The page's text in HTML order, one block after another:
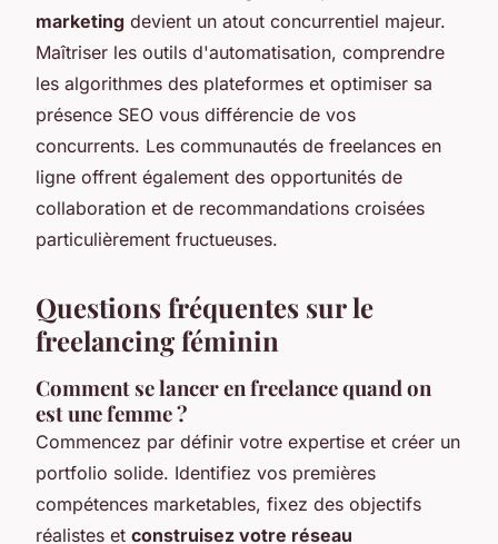
marketing devient un atout concurrentiel majeur.
Maîtriser les outils d'automatisation, comprendre
les algorithmes des plateformes et optimiser sa
présence SEO vous différencie de vos
concurrents. Les communautés de freelances en
ligne offrent également des opportunités de
collaboration et de recommandations croisées
particulièrement fructueuses.
Questions fréquentes sur le
freelancing féminin
Comment se lancer en freelance quand on
est une femme ?
Commencez par définir votre expertise et créer un
portfolio solide. Identifiez vos premières
compétences marketables, fixez des objectifs
réalistes et construisez votre réseau